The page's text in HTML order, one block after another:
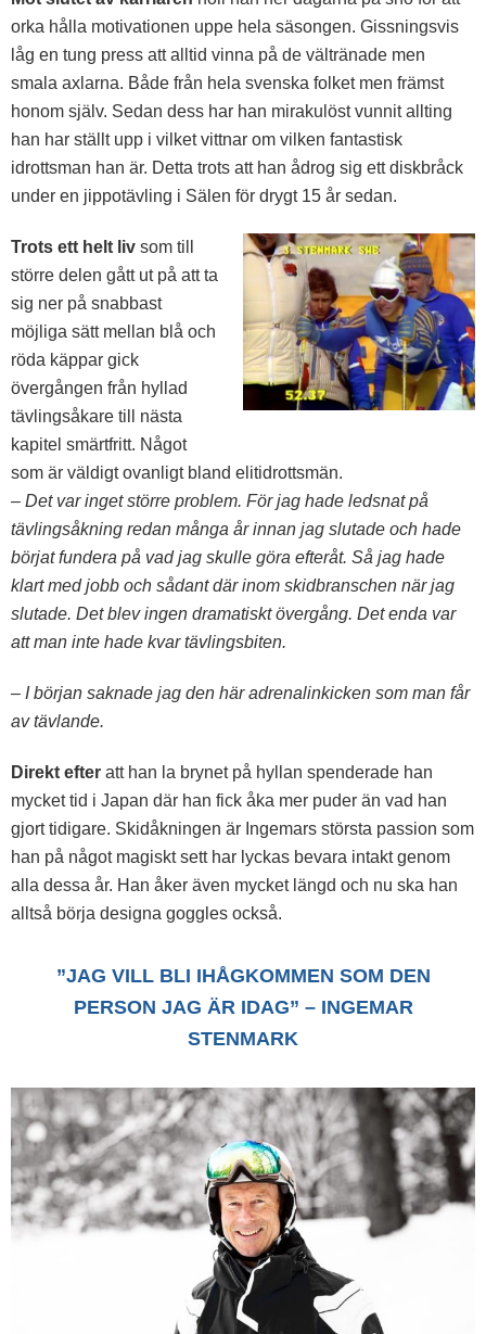
orka hålla motivationen uppe hela säsongen. Gissningsvis
låg en tung press att alltid vinna på de vältränade men
smala axlarna. Både från hela svenska folket men främst
honom själv. Sedan dess har han mirakulöst vunnit allting
han har ställt upp i vilket vittnar om vilken fantastisk
idrottsman han är. Detta trots att han ådrog sig ett diskbråck
under en jippotävling i Sälen för drygt 15 år sedan.
Trots ett helt liv som till
större delen gått ut på att ta
sig ner på snabbast
möjliga sätt mellan blå och
röda käppar gick
övergången från hyllad
tävlingsåkare till nästa
kapitel smärtfritt. Något
som är väldigt ovanligt bland elitidrottsmän.
– Det var inget större problem. För jag hade ledsnat på
tävlingsåkning redan många år innan jag slutade och hade
börjat fundera på vad jag skulle göra efteråt. Så jag hade
klart med jobb och sådant där inom skidbranschen när jag
slutade. Det blev ingen dramatiskt övergång. Det enda var
att man inte hade kvar tävlingsbiten.
– I början saknade jag den här adrenalinkicken som man får
av tävlande.
Direkt efter att han la brynet på hyllan spenderade han
mycket tid i Japan där han fick åka mer puder än vad han
gjort tidigare. Skidåkningen är Ingemars största passion som
han på något magiskt sett har lyckas bevara intakt genom
alla dessa år. Han åker även mycket längd och nu ska han
alltså börja designa goggles också.
”JAG VILL BLI IHÅGKOMMEN SOM DEN
PERSON JAG ÄR IDAG” – INGEMAR
STENMARK